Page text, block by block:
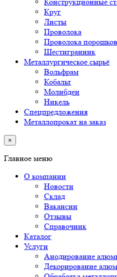
Круг
Листы
Проволока
Проволока
Шестигранник
Металлургическое сырьё
Вольфрам
Кобальт
Молибден
Никель
Спецпредложения
Металлопрокат на заказ
×
Главное меню
О компании
Новости
Склад
Вакансии
Отзывы
Справочник
Каталог
Услуги
Анодирование
Декорирование